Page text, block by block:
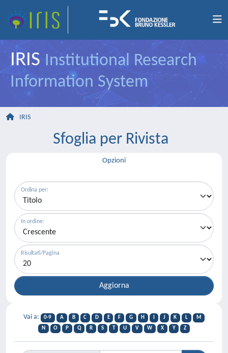
IRIS Institutional Research
Information System
IRIS
Sfoglia per Rivista
Opzioni
Ordina per:
In ordine:
Risultati/Pagina
Vai a: 0-9 A B C D E F G H J K L
M
N
O P Q R S T U V W X Y Z